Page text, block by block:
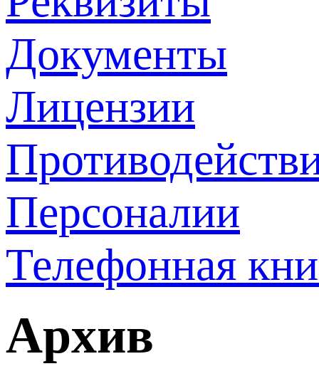
Документы
Лицензии
Персоналии
Телефонная
Архив